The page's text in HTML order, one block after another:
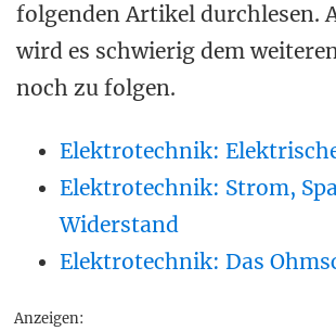
folgenden Artikel durchlesen.
wird es schwierig dem
noch zu folgen.
Elektrotechnik:
Elektrotechnik: Strom,
Widerstand
Elektrotechnik: Das
Anzeigen: